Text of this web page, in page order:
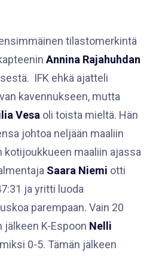
tilastomerkintä
Annina Rajahuhdan
IFK ehkä ajatteli
kavennukseen, mutta
Vesa oli toista mieltä. Hän
johtoa neljään maaliin
kotijoukkueen maaliin ajassa
Saara Niemi otti
ja yritti luoda
parempaan. Vain 20
jälkeen K-Espoon Nelli
0-5. Tämän jälkeen